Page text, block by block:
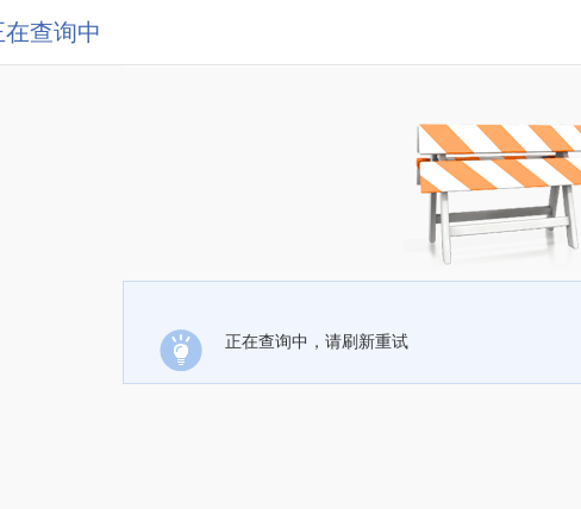
在查询中
正在查询中，请刷新重试